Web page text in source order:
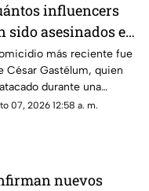
influencers
sido asesinados en
desde 2024?
Gastélum el más
más reciente fue
César Gastélum, quien
durante una
en vivo.
07, 2026 12:58 a. m.
nuevos